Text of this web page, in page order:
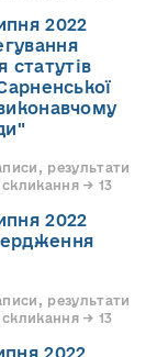
2022
результати
→ 13
2022
результати
→ 13